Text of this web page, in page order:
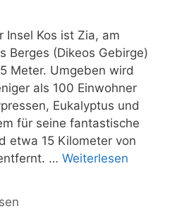
Insel Kos ist Zia, am
Berges (Dikeos Gebirge)
Meter. Umgeben wird
als 100 Einwohner
Eukalyptus und
für seine fantastische
etwa 15 Kilometer von
… Weiterlesen